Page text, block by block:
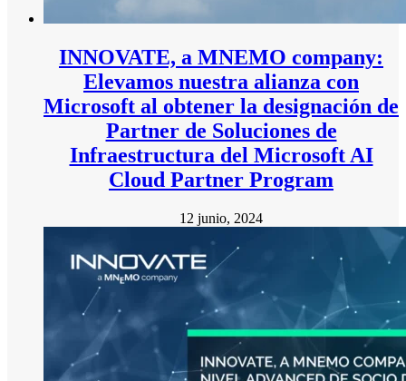
INNOVATE, a MNEMO company:
Elevamos nuestra alianza con
Microsoft al obtener la designación de
Partner de Soluciones de
Infraestructura del Microsoft AI
Cloud Partner Program
12 junio, 2024